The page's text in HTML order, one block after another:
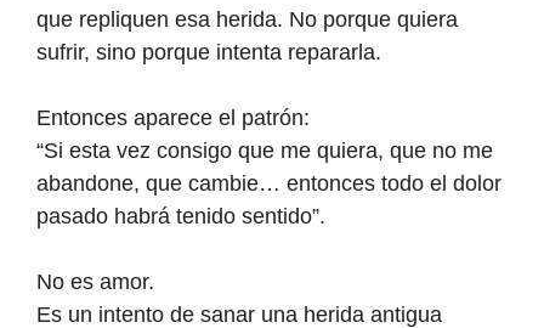
que repliquen esa herida. No porque quiera
sufrir, sino porque intenta repararla.
Entonces aparece el patrón:
“Si esta vez consigo que me quiera, que no me
abandone, que cambie… entonces todo el dolor
pasado habrá tenido sentido”.
No es amor.
Es un intento de sanar una herida antigua